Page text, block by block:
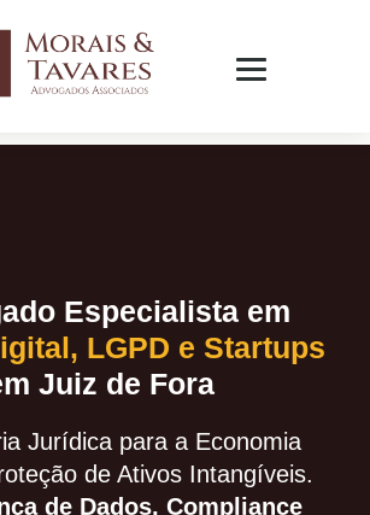
Especialista em
LGPD e Startups
Juiz de Fora
Jurídica para a Economia
de Ativos Intangíveis.
de Dados, Compliance